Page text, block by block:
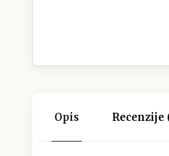
Opis Recenzije